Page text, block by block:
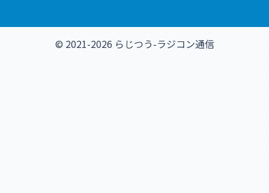
© 2021-2026 らじつう-ラジコン通信